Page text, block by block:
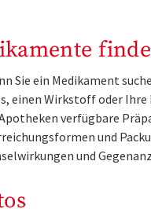
Sie ein Medikament
einen Wirkstoff oder Ihre
verfügbare
und
und